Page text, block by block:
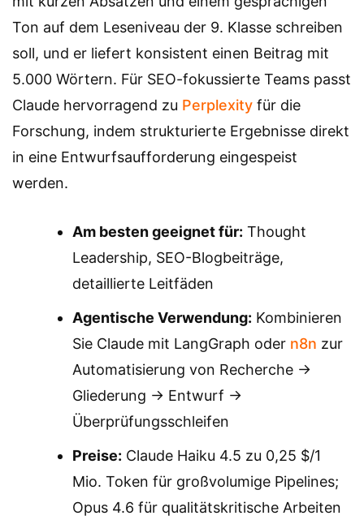
Ton auf dem Leseniveau der 9. Klasse schreiben
soll, und er liefert konsistent einen Beitrag mit
5.000 Wörtern. Für SEO-fokussierte Teams passt
Claude hervorragend zu Perplexityfür die
Forschung, indem strukturierte Ergebnisse direkt
in eine Entwurfsaufforderung eingespeist
werden.
Am besten geeignet für: Thought
Leadership, SEO-Blogbeiträge,
detaillierte Leitfäden
Agentische Verwendung: Kombinieren
Sie Claude mit LangGraph oder n8n zur
Automatisierung von Recherche →
Gliederung → Entwurf →
Überprüfungsschleifen
Preise: Claude Haiku 4.5 zu 0,25 $/1
Mio. Token für großvolumige Pipelines;
Opus 4.6 für qualitätskritische Arbeiten